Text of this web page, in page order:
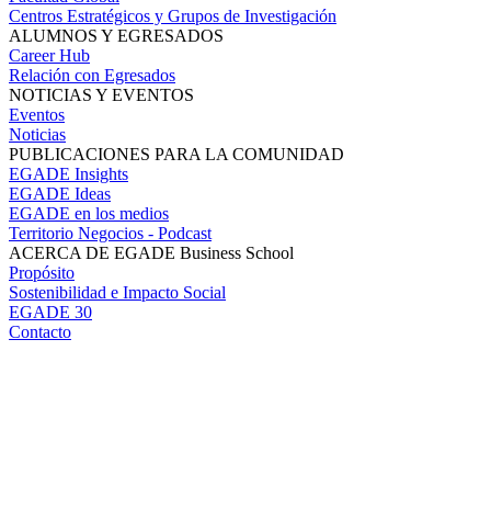
Centros Estratégicos y Grupos de Investigación
ALUMNOS Y EGRESADOS
Career Hub
Relación con Egresados
NOTICIAS Y EVENTOS
Eventos
Noticias
PUBLICACIONES PARA LA COMUNIDAD
EGADE Insights
EGADE Ideas
EGADE en los medios
Territorio Negocios - Podcast
ACERCA DE EGADE Business School
Propósito
Sostenibilidad e Impacto Social
EGADE 30
Contacto